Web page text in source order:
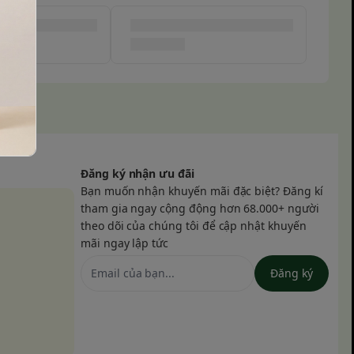
Đăng ký nhận ưu đãi
Bạn muốn nhận khuyến mãi đặc biệt? Đăng kí
tham gia ngay cộng động hơn 68.000+ người
theo dõi của chúng tôi để cập nhật khuyến
mãi ngay lập tức
Đăng ký